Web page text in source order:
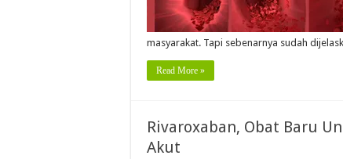
masyarakat. Tapi sebenarnya sudah
Read More »
Rivaroxaban, Obat Baru
Akut